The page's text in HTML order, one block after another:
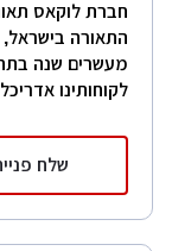
חברת לוקאס
התאורה בישראל,
מעשרים שנה
לקוחותינו
שלח